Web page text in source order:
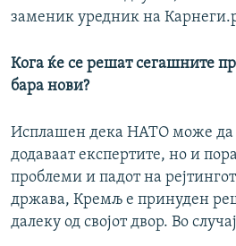
заменик уредник на
Кога ќе се решат сегашните
бара нови?
Исплашен дека НАТО може да
додаваат експертите, но и
проблеми и падот на
држава, Кремљ е принуден
далеку од својот двор. Во